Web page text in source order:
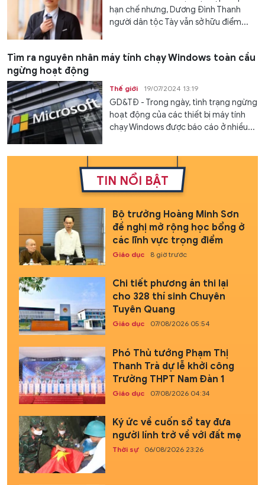
hạn chế nhưng, Dương Đình Thanh
người dân tộc Tày vẫn sở hữu điểm...
Tìm ra nguyên nhân máy tính chạy Windows toàn cầu
ngừng hoạt động
Thế giới 19/07/2024 13:19
GD&TĐ - Trong ngày, tình trạng ngừng
hoạt động của các thiết bị máy tính
chạy Windows được báo cáo ở nhiều...
TIN NỔI BẬT
Bộ trưởng Hoàng Minh Sơn
đề nghị mở rộng học bổng ở
các lĩnh vực trọng điểm
Giáo dục 8 giờ trước
Chi tiết phương án thi lại
cho 328 thí sinh Chuyên
Tuyên Quang
Giáo dục 07/08/2026 05:54
Phó Thủ tướng Phạm Thị
Thanh Trà dự lễ khởi công
Trường THPT Nam Đàn 1
Giáo dục 07/08/2026 04:34
Ký ức về cuốn sổ tay đưa
người lính trở về với đất mẹ
Thời sự 06/08/2026 23:26